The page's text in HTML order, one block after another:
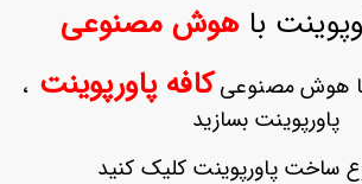
باهوش مصنوعی
کافه پاورپوینت ،
پاورپوینت بسازید
ساخت پاورپوینت کلیک کنید